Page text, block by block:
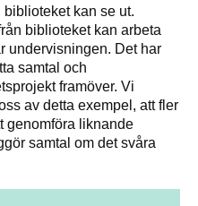
kan se ut.
biblioteket kan arbeta
undervisningen. Det har
samtal och
framöver. Vi
av detta exempel, att fler
genomföra liknande
samtal om det svåra